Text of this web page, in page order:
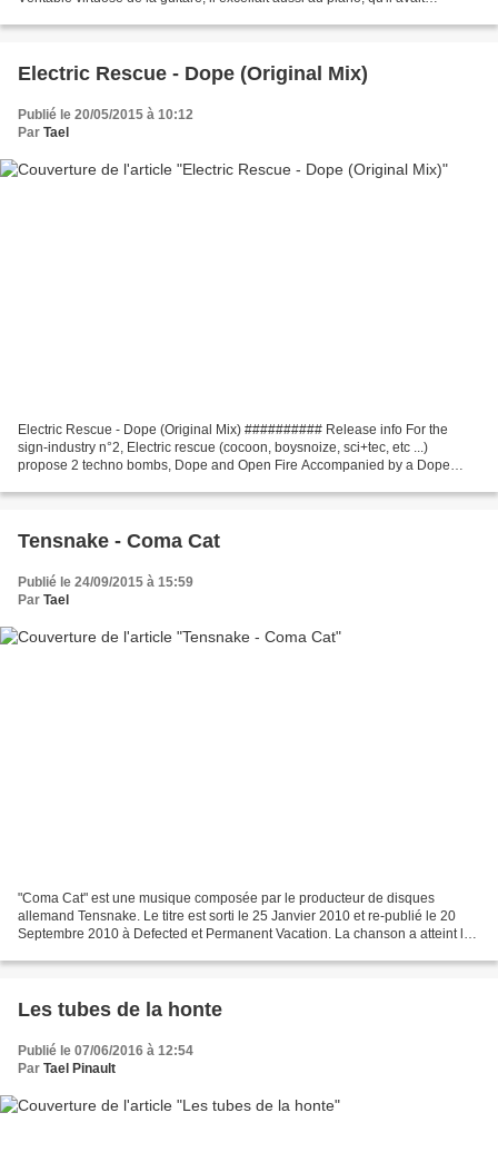
Electric Rescue - Dope (Original Mix)
Publié le 20/05/2015 à 10:12
Par Tael
Electric Rescue - Dope (Original Mix) ########## Release info For the
sign-industry n°2, Electric rescue (cocoon, boysnoize, sci+tec, etc ...)
propose 2 techno bombs, Dope and Open Fire Accompanied by a Dope
Tensnake - Coma Cat
Publié le 24/09/2015 à 15:59
Par Tael
"Coma Cat" est une musique composée par le producteur de disques
allemand Tensnake. Le titre est sorti le 25 Janvier 2010 et re-publié le 20
Septembre 2010 à Defected et Permanent Vacation. La chanson a atteint le
Les tubes de la honte
Publié le 07/06/2016 à 12:54
Par Tael Pinault